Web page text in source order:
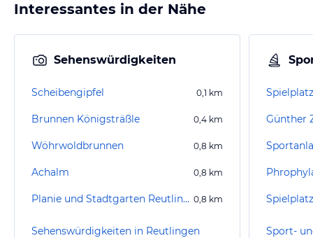
Interessantes in der Nähe
Sehenswürdigkeiten
Scheibengipfel 0,1 km
Brunnen Königsträßle 0,4 km
Wöhrwoldbrunnen 0,8 km
Achalm 0,8 km
Planie und Stadtgarten Reutlingen 0,8 km
Sehenswürdigkeiten in Reutlingen
Günther